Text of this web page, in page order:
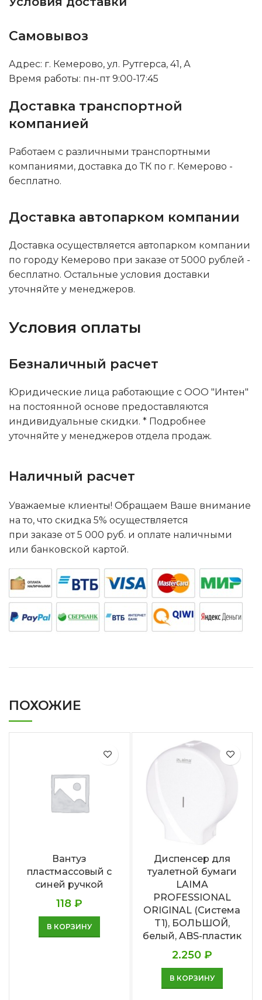
Самовывоз
Адрес: г. Кемерово, ул. Рутгерса, 41, А
Время работы: пн-пт 9:00-17:45
Доставка транспортной
компанией
Работаем с различными транспортными
компаниями, доставка до ТК по г. Кемерово -
бесплатно.
Доставка автопарком компании
Доставка осуществляется автопарком компании
по городу Кемерово при заказе от 5000 рублей -
бесплатно. Остальные условия доставки
уточняйте у менеджеров.
Условия оплаты
Безналичный расчет
Юридические лица работающие с ООО "Интен"
на постоянной основе предоставляются
индивидуальные скидки. * Подробнее
уточняйте у менеджеров отдела продаж.
Наличный расчет
Уважаемые клиенты! Обращаем Ваше внимание
на то, что скидка 5% осуществляется
при заказе от 5 000 руб. и оплате наличными
или банковской картой.
ПОХОЖИЕ
Вантуз
пластмассовый с
синей ручкой
118₽
В КОРЗИНУ
Диспенсер для
туалетной бумаги
LAIMA
PROFESSIONAL
ORIGINAL (Система
T1), БОЛЬШОЙ,
белый, ABS-пластик
2.250 ₽
В КОРЗИНУ